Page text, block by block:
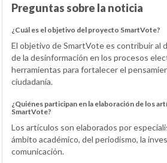
Preguntas sobre la noticia
¿Cuál es el objetivo del proyecto SmartVote?
El objetivo de SmartVote es contribuir al
de la desinformación en los procesos
herramientas para fortalecer el
ciudadanía.
¿Quiénes participan en la elaboración de los
SmartVote?
Los artículos son elaborados por
ámbito académico, del periodismo, la
comunicación.